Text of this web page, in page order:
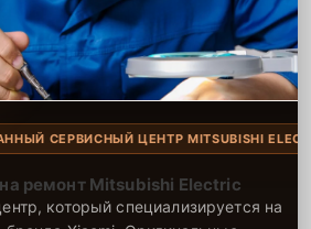
СЕРВИСНЫЙ ЦЕНТР MITSUBISHI
ремонт Mitsubishi Electric
который специализируется на